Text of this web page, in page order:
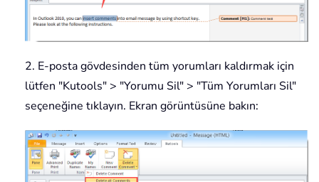
2. E-posta gövdesinden tüm yorumları kaldırmak için
lütfen "Kutools" > "Yorumu Sil" > "Tüm Yorumları Sil"
seçeneğine tıklayın. Ekran görüntüsüne bakın: